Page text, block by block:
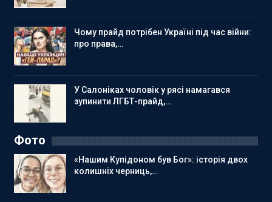
Чому прайд потрібен Україні під час війни:
про права,…
У Салоніках чоловік у рясі намагався
зупинити ЛГБТ-прайд,…
Фото
«Нашим Купідоном був Бог»: історія двох
колишніх черниць,…